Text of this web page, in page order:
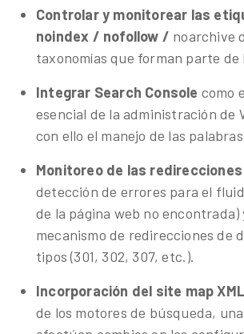
Controlar y monitorear las
noindex / nofollow / noarchive
taxonomías que forman parte de
Integrar Search Console como
esencial de la administración de
con ello el manejo de las
Monitoreo de las
detección de errores para el
de la página web no encontrada)
mecanismo de redirecciones de
tipos (301, 302, 307, etc.).
Incorporación del site map XML
de los motores de búsqueda,